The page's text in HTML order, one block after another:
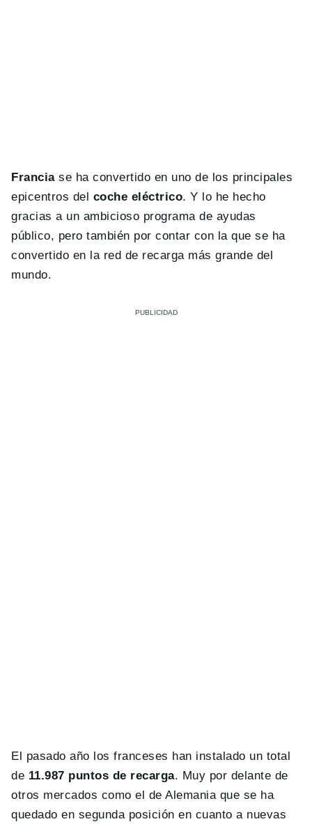
Franciase ha convertido en uno de los principales
epicentros del coche eléctrico. Y lo he hecho
gracias a un ambicioso programa de ayudas
público, pero también por contar con la que se ha
convertido en la red de recarga más grande del
mundo.
El pasado año los franceses han instalado un total
de 11.987 puntos de recarga. Muy por delante de
otros mercados como el de Alemania que se ha
quedado en segunda posición en cuanto a nuevas